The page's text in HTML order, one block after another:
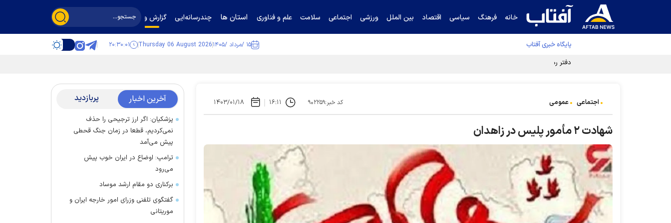
خانه فرهنگ سیاسی اقتصاد بین الملل ورزشی اجتماعی سلامت علم و فناوری استان ها چندرسانه‌ایی گزارش و گفت‌وگو
پایگاه خبری آفتاب ۱۵ /مرداد /۱۴۰۵ Thursday 06 August 2026 ۲۰:۳۰:۰۲
دفتر رهبر انقلاب ادعای خرازی درباره پزشکیان را تکذیب کرد
اجتماعی عمومی کد خبر:۹۰۲۲۵۹ ۱۶:۱۱ ۱۴۰۳/۰۱/۱۸
شهادت ۲ مأمور پلیس در زاهدان
آخرین اخبار پربازدید
پزشکیان: اگر ارز ترجیحی را حذف
نمی‌کردیم، قطعا در زمان جنگ قحطی
پیش می‌آمد
ترامپ: اوضاع در ایران خوب پیش
می‌رود
برکناری دو مقام ارشد موساد
گفتگوی تلفنی وزرای امور خارجه ایران و
موریتانی